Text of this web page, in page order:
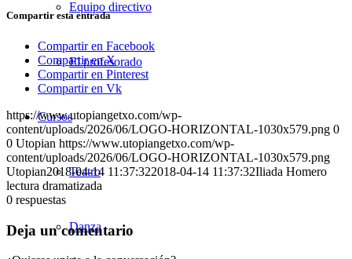
Equipo directivo
El profesorado
Cursos
Teatro
Danza
Compartir esta entrada
Compartir en Facebook
Compartir en X
Compartir en Pinterest
Compartir en Vk
https://www.utopiangetxo.com/wp-
content/uploads/2026/06/LOGO-HORIZONTAL-1030x579.png 0
0 Utopian https://www.utopiangetxo.com/wp-
content/uploads/2026/06/LOGO-HORIZONTAL-1030x579.png
Utopian2018-04-14 11:37:322018-04-14 11:37:32Iliada Homero
lectura dramatizada
0 respuestas
Deja un comentario